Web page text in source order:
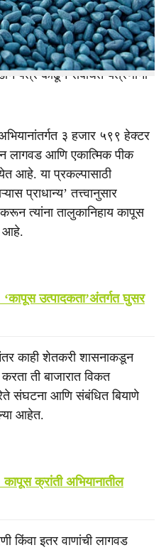
आहे. शासनाकडून अनुदानित
महाडीबीटी योजनांमधून
देण्यात आला आहे. या बाबत जिल्हा
पत्र काढून संबंधित यंत्रणांना
३ हजार ५९९ हेक्टर
लागवड आणि एकात्मिक पीक
आहे. या प्रकल्पासाठी
प्राधान्य’ तत्त्वानुसार
करून त्यांना तालुकानिहाय कापूस
आहे.
उत्पादकता’अंतर्गत घुसर
काही शेतकरी शासनाकडून
ती बाजारात विकत
संघटना आणि संबंधित बियाणे
आहेत.
क्रांती अभियानातील
किंवा इतर वाणांची लागवड